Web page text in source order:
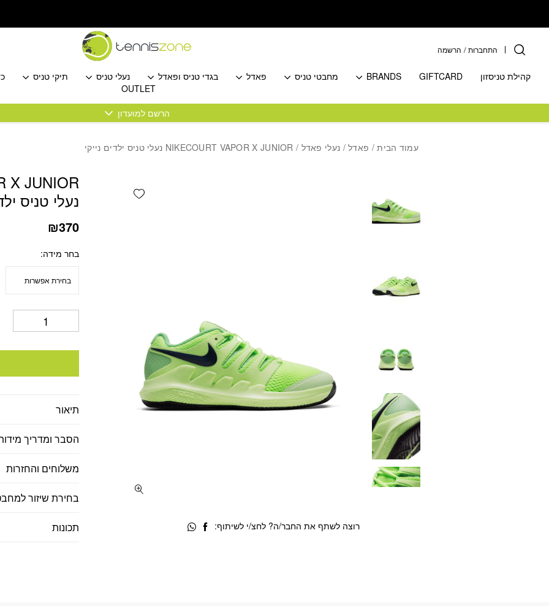
התחברות / הרשמה
קהילת טניסזון GIFTCARD
BRANDS מחבטי טניס פאדל בגדי טניס ופאדל נעלי טניס תיקי טניס
OUTLET
הרשם למועדון
עמוד הבית/ פאדל/ נעלי פאדל / NIKECOURT VAPOR X JUNIOR נעלי טניס ילדים נייקי
X JUNIOR
נעלי טניס
₪370
בחר מידה
תיאור
הסבר ומדריך
משלוחים והחזרות
בחירת שיזור
תכונות
Add wishlist
רוצה לשתף את החבר/ה? לחצ/י לשיתוף: